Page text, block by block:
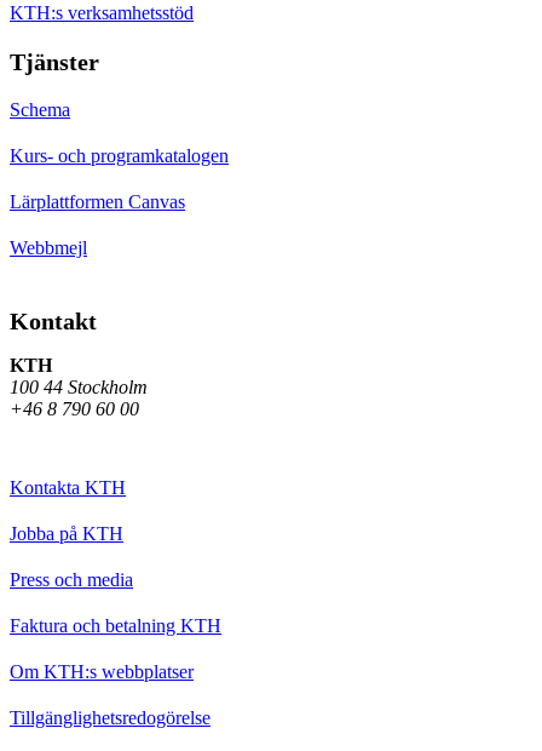
KTH:s verksamhetsstöd
Tjänster
Schema
Kurs- och programkatalogen
Lärplattformen Canvas
Webbmejl
Kontakt
KTH
100 44 Stockholm
+46 8 790 60 00
Kontakta KTH
Jobba på KTH
Press och media
Faktura och betalning KTH
Om KTH:s webbplatser
Tillgänglighetsredogörelse